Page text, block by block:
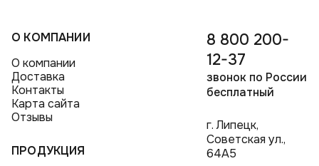
О КОМПАНИИ
О компании
Доставка
Контакты
Карта сайта
Отзывы
ПРОДУКЦИЯ
8 800 200-
12-37
звонок по России
бесплатный
г. Липецк,
Советская ул.,
64А5